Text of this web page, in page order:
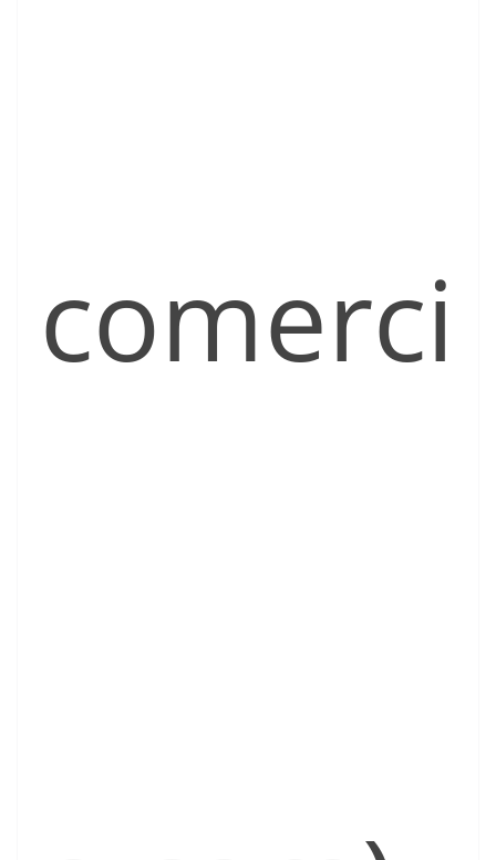
comerci